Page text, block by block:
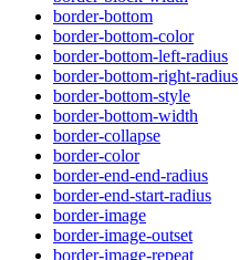
border-bottom
border-bottom-color
border-bottom-left-radius
border-bottom-right-radius
border-bottom-style
border-bottom-width
border-collapse
border-color
border-end-end-radius
border-end-start-radius
border-image
border-image-outset
border-image-repeat